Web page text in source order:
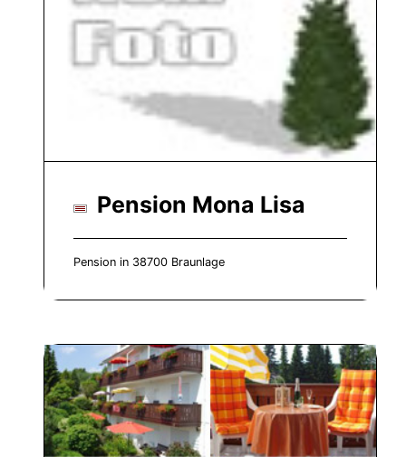
Pension Mona Lisa
Pension in 38700 Braunlage